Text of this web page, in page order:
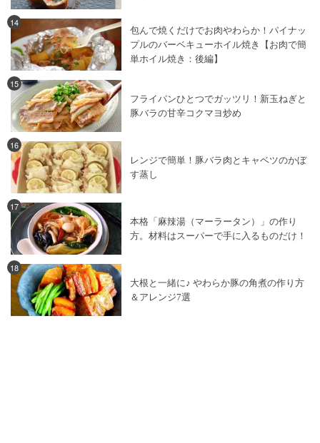
14
包んで焼くだけでお肉やわらか！パイナッ
プルのバーベキューホイル焼き【お肉で簡
単ホイル焼き：後編】
15
フライパンひとつでガッツリ！新玉ねぎと
豚バラの甘辛コクマヨ炒め
16
レンジで簡単！豚バラ肉とキャベツのかぼ
す蒸し
17
本格「麻辣湯（マーラータン）」の作り
方。材料はスーパーで手に入るものだけ！
18
大根と一緒に♪ やわらか豚の角煮の作り方
＆アレンジ7選